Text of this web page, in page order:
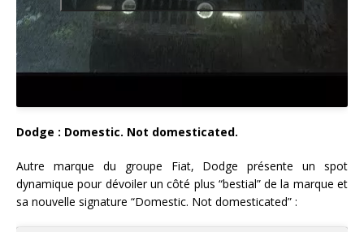
Dodge : Domestic. Not domesticated.
Autre marque du groupe Fiat, Dodge présente un spot
dynamique pour dévoiler un côté plus “bestial” de la marque et
sa nouvelle signature “Domestic. Not domesticated” :